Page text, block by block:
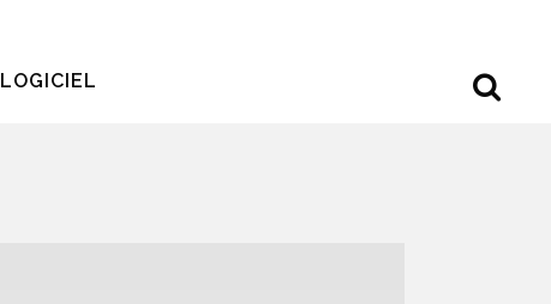
LOGICIEL